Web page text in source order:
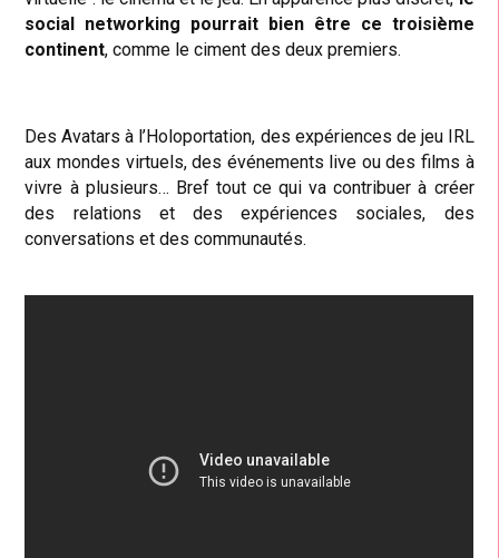
social networking pourrait bien être ce troisième
continent, comme le ciment des deux premiers.
Des Avatars à l’Holoportation, des expériences de jeu IRL
aux mondes virtuels, des événements live ou des films à
vivre à plusieurs… Bref tout ce qui va contribuer à créer
des relations et des expériences sociales, des
conversations et des communautés.